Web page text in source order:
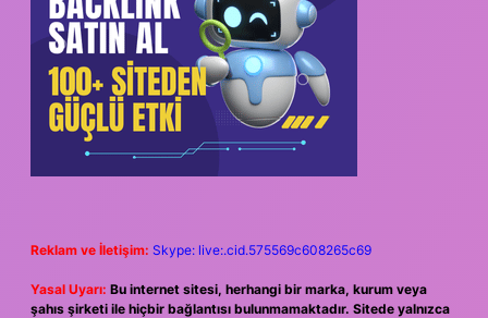
Reklam ve İletişim: Skype: live:.cid.575569c608265c69
Yasal Uyarı: Bu internet sitesi, herhangi bir marka, kurum veya
şahıs şirketi ile hiçbir bağlantısı bulunmamaktadır. Sitede yalnızca